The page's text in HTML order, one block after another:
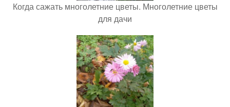
Когда сажать многолетние цветы. Многолетние цветы
для дачи